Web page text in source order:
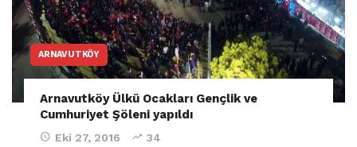
ARNAVUTKÖY
Arnavutköy Ülkü Ocakları Gençlik ve
Cumhuriyet Şöleni yapıldı
Eki 27, 2016 34